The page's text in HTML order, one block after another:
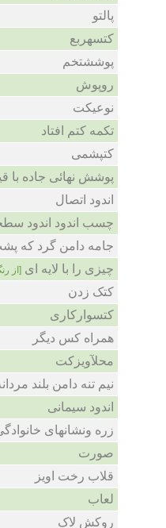
پالتو
کتسهربع
پوششتخم
روپوش
نوعیکت
تکمه کتم افتاد
کتپشمی
پوشش نهائی جاده با
اندود اتصال
چسب اندود اندود
جامه دامن گرد که
چیزی را با لایه ای [از
کتک زدن
کتسوارکاری
همراه کس دیگر
محلآویزکت
نیم تنه دامن بلند
اندود سیمانی
زره ونشانهای
صورت
قلاب رخت اویز
لعاب
روکش لاک